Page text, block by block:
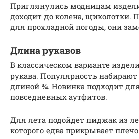
Приглянулись модницам
доходит до колена, щиколотки.
для прохладной погоды, они
Длина рукавов
В классическом варианте
рукава. Популярность
длиной ¾. Новинка подходит
повседневных аутфитов.
Для лета подойдет пиджак из
которого едва прикрывает